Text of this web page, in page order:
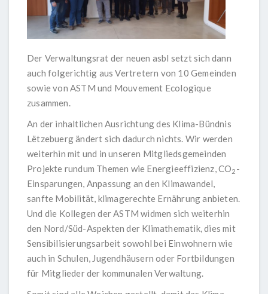
Der Verwaltungsrat der neuen asbl setzt sich dann
auch folgerichtig aus Vertretern von 10 Gemeinden
sowie von ASTM und Mouvement Ecologique
zusammen.
An der inhaltlichen Ausrichtung des Klima-Bündnis
Lëtzebuerg ändert sich dadurch nichts. Wir werden
weiterhin mit und in unseren Mitgliedsgemeinden
Projekte rundum Themen wie Energieeffizienz, CO2 -
Einsparungen, Anpassung an den Klimawandel,
sanfte Mobilität, klimagerechte Ernährung anbieten.
Und die Kollegen der ASTM widmen sich weiterhin
den Nord/Süd-Aspekten der Klimathematik, dies mit
Sensibilisierungsarbeit sowohl bei Einwohnern wie
auch in Schulen, Jugendhäusern oder Fortbildungen
für Mitglieder der kommunalen Verwaltung.